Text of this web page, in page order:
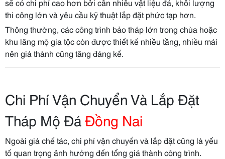
thi công lớn và yêu cầu kỹ thuật lắp đặt phức tạp hơn.
Thông thường, các công trình bảo tháp lớn trong chùa hoặc
khu lăng mộ gia tộc còn được thiết kế nhiều tầng, nhiều mái
nên giá thành cũng tăng đáng kể.
Chi Phí Vận Chuyển Và Lắp Đặt
Tháp Mộ ĐáĐồng Nai
Ngoài giá chế tác, chi phí vận chuyển và lắp đặt cũng là yếu
tố quan trọng ảnh hưởng đến tổng giá thành công trình.